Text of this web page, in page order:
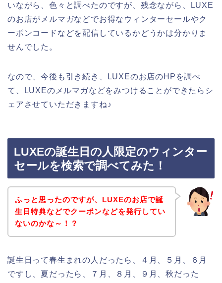
いながら、色々と調べたのですが、残念ながら、LUXE
のお店がメルマガなどでお得なウィンターセールやク
ーポンコードなどを配信しているかどうかは分かりま
せんでした。
なので、今後も引き続き、LUXEのお店のHPを調べ
て、LUXEのメルマガなどをみつけることができたらシ
ェアさせていただきますね♪
LUXEの誕生日の人限定のウィンター
セールを検索で調べてみた！
ふっと思ったのですが、LUXEのお店で誕
生日特典などでクーポンなどを発行してい
ないのかな～！？
誕生日って春生まれの人だったら、４月、５月、６月
ですし、夏だったら、７月、８月、９月、秋だった